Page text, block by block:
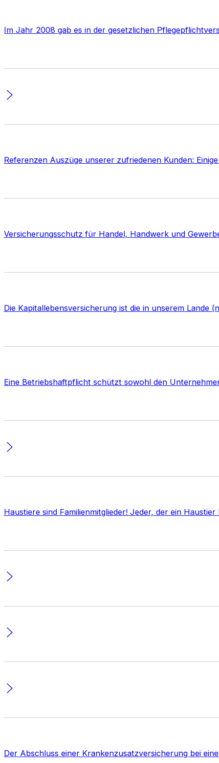
Im Jahr 2008 gab es in der gesetzlichen
Referenzen Auszüge unserer zufriedenen Kunden:
Versicherungsschutz für Handel, Handwerk und
Die Kapitallebensversicherung ist die in unserem
Eine Betriebshaftpflicht schützt sowohl den
Haustiere sind Familienmitglieder! Jeder, der ein
Der Abschluss einer Krankenzusatzversicherung bei